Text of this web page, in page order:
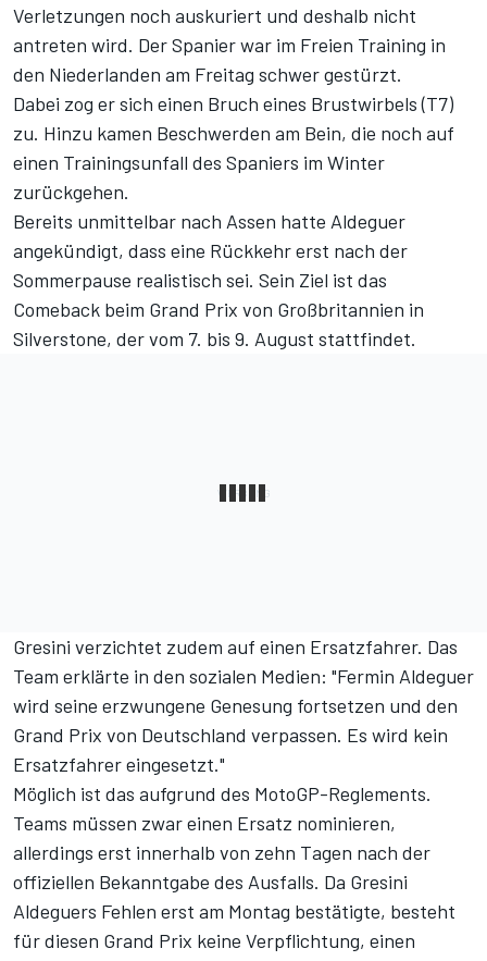
Verletzungen noch auskuriert und deshalb nicht
antreten wird. Der Spanier war im Freien Training in
den Niederlanden am Freitag schwer gestürzt.
Dabei zog er sich einen Bruch eines Brustwirbels (T7)
zu. Hinzu kamen Beschwerden am Bein, die noch auf
einen Trainingsunfall des Spaniers im Winter
zurückgehen.
Bereits unmittelbar nach Assen hatte Aldeguer
angekündigt, dass eine Rückkehr erst nach der
Sommerpause realistisch sei. Sein Ziel ist das
Comeback beim Grand Prix von Großbritannien in
Silverstone, der vom 7. bis 9. August stattfindet.
Gresini verzichtet zudem auf einen Ersatzfahrer. Das
Team erklärte in den sozialen Medien: "Fermin Aldeguer
wird seine erzwungene Genesung fortsetzen und den
Grand Prix von Deutschland verpassen. Es wird kein
Ersatzfahrer eingesetzt."
Möglich ist das aufgrund des MotoGP-Reglements.
Teams müssen zwar einen Ersatz nominieren,
allerdings erst innerhalb von zehn Tagen nach der
offiziellen Bekanntgabe des Ausfalls. Da Gresini
Aldeguers Fehlen erst am Montag bestätigte, besteht
für diesen Grand Prix keine Verpflichtung, einen